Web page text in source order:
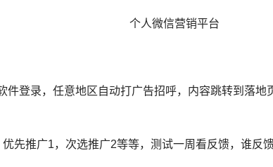
个人微信营销平台
录，任意地区自动打广告招呼，内容跳转到落地
推广1，次选推广2等等，测试一周看反馈，谁反